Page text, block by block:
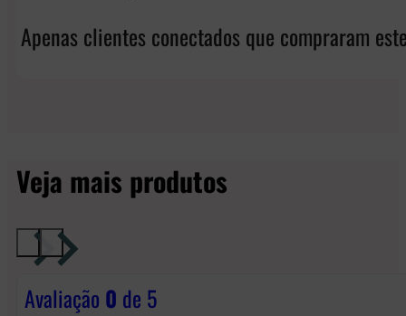
Apenas clientes conectados que compraram
Veja mais produtos
Avaliação 0 de 5